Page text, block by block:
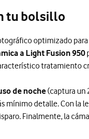
tu bolsillo
optimizado
a Light Fusion 950
tratamiento
de noche(captura un
mínimo detalle. Con la
Finalmente, la